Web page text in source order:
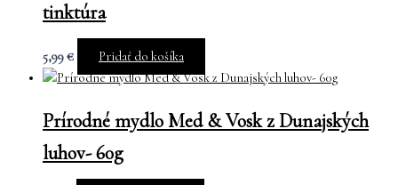
tinktúra
5,99€ Pridať do košíka
Prírodné mydlo Med & Vosk z Dunajských
luhov- 60g